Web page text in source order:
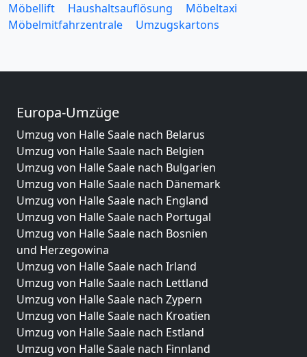
Möbellift
Haushaltsauflösung
Möbeltaxi
Möbelmitfahrzentrale
Umzugskartons
Europa-Umzüge
Umzug von Halle Saale nach Belarus
Umzug von Halle Saale nach Belgien
Umzug von Halle Saale nach Bulgarien
Umzug von Halle Saale nach Dänemark
Umzug von Halle Saale nach England
Umzug von Halle Saale nach Portugal
Umzug von Halle Saale nach Bosnien
und Herzegowina
Umzug von Halle Saale nach Irland
Umzug von Halle Saale nach Lettland
Umzug von Halle Saale nach Zypern
Umzug von Halle Saale nach Kroatien
Umzug von Halle Saale nach Estland
Umzug von Halle Saale nach Finnland